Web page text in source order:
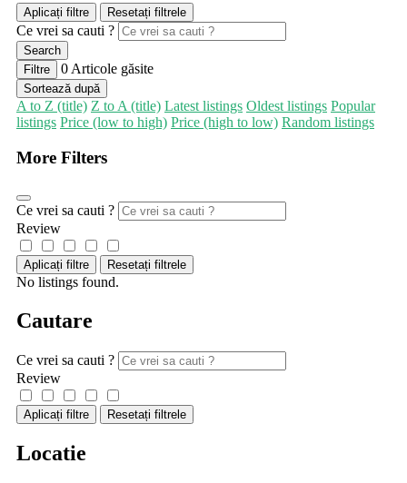
Aplicați filtre Resetați filtrele
Ce vrei sa cauti ?
Search
Filtre
0 Articole găsite
Sortează după
A to Z (title) Z to A (title) Latest listings Oldest listings Popular
listings Price (low to high) Price (high to low) Random listings
More Filters
Ce vrei sa cauti ?
Review
Aplicați filtre Resetați filtrele
No listings found.
Cautare
Ce vrei sa cauti ?
Review
Aplicați filtre Resetați filtrele
Locatie